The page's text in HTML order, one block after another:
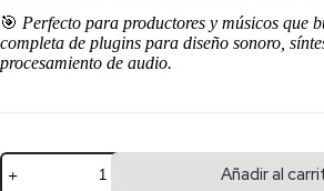
🎯 Perfecto para productores y músicos que
completa de plugins para diseño sonoro,
procesamiento de audio.
Añadir al